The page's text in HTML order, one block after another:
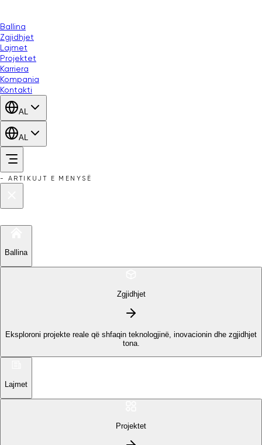
Ballina
Zgjidhjet
Lajmet
Projektet
Karriera
Kompania
Kontakti
AL
AL
- ARTIKUJT E MENYSË
Ballina
Zgjidhjet
Eksploroni projekte reale që shfaqin teknologjinë, inovacionin dhe zgjidhjet
tona.
Lajmet
Projektet